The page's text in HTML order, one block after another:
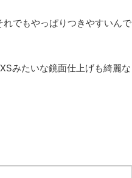
でもやっぱりつきやすいんで
みたいな鏡面仕上げも綺麗な